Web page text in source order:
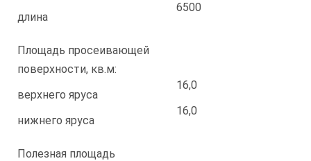
длина
6500
Площадь просеивающей
поверхности, кв.м:
верхнего яруса
нижнего яруса
16,0
16,0
Полезная площадь